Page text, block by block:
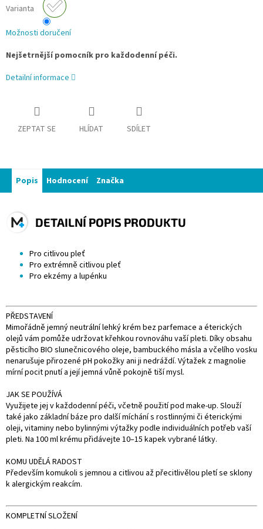
Varianta
Možnosti doručení
Nejšetrnější pomocník pro každodenní péči.
Detailní informace
ZEPTAT SE HLÍDAT SDÍLET
Popis Hodnocení Značka
DETAILNÍ POPIS PRODUKTU
Pro citlivou pleť
Pro extrémně citlivou pleť
Pro ekzémy a lupénku
PŘEDSTAVENÍ
Mimořádně jemný neutrální lehký krém bez parfemace a éterických
olejů vám pomůže udržovat křehkou rovnováhu vaší pleti. Díky obsahu
pěsticího BIO slunečnicového oleje, bambuckého másla a včelího vosku
nenarušuje přirozené pH pokožky ani ji nedráždí. Výtažek z magnolie
mírní pocit pnutí a její jemná vůně pokojně tiší mysl.
JAK SE POUŽÍVÁ
Využijete jej v každodenní péči, včetně použití pod make-up. Slouží
také jako základní báze pro další míchání s rostlinnými či éterickými
oleji, vitaminy nebo bylinnými výtažky podle individuálních potřeb vaší
pleti. Na 100 ml krému přidávejte 10–15 kapek vybrané látky.
KOMU UDĚLÁ RADOST
Především komukoli s jemnou a citlivou až přecitlivělou pletí se sklony
k alergickým reakcím.
KOMPLETNÍ SLOŽENÍ